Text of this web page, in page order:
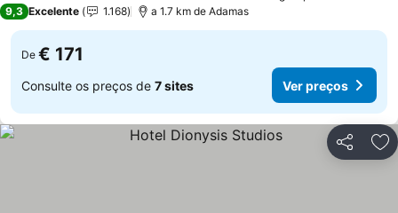
9,3 Excelente 1.168 a 1.7 km de Adamas
De € 171
Consulte os preços de 7 sites Ver preços
Partilhar